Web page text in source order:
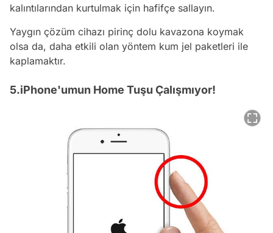
kalıntılarından kurtulmak için hafifçe sallayın.
Yaygın çözüm cihazı pirinç dolu kavazona koymak
olsa da, daha etkili olan yöntem kum jel paketleri ile
kaplamaktır.
5.iPhone'umun Home Tuşu Çalışmıyor!